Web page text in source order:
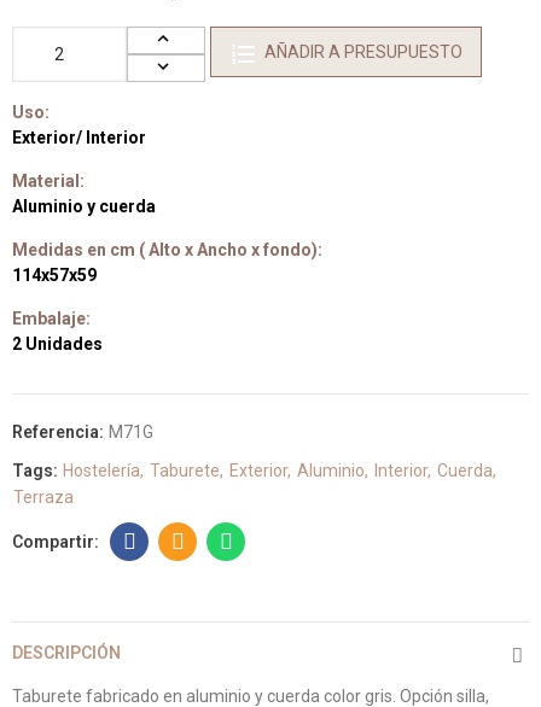
AÑADIR A PRESUPUESTO
Uso:
Exterior/ Interior
Material:
Aluminio y cuerda
Medidas en cm ( Alto x Ancho x fondo):
114x57x59
Embalaje:
2 Unidades
Referencia: M71G
Tags: Hostelería Taburete Exterior Aluminio Interior Cuerda
Terraza
DESCRIPCIÓN
Taburete fabricado en aluminio y cuerda color gris. Opción silla,